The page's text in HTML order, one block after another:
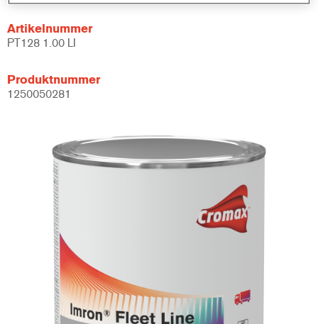
Artikelnummer
PT128 1.00 LI
Produktnummer
1250050281